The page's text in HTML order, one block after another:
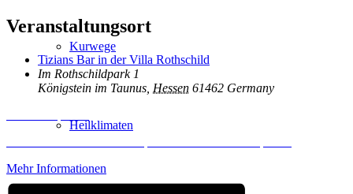
Kurwege
Heilklimaten
Veranstaltungsort
Tizians Bar in der Villa Rothschild
Im Rothschildpark 1
Königstein im Taunus Hessen 61462 Germany
Mehr Informationen